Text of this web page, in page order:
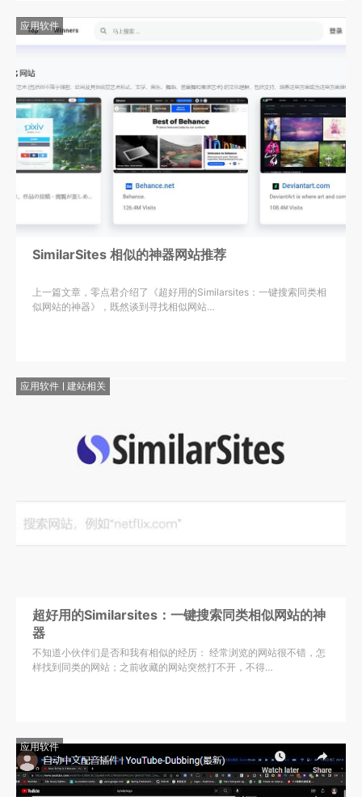
应用软件
SimilarSites 相似的神器网站推荐
上一篇文章，零点君介绍了《超好用的Similarsites：一键搜索同类相
似网站的神器》，既然谈到寻找相似网站…
应用软件 建站相关
超好用的Similarsites：一键搜索同类相似网站的神
器
不知道小伙伴们是否和我有相似的经历： 经常浏览的网站很不错，怎
样找到同类的网站；之前收藏的网站突然打不开，不得…
应用软件